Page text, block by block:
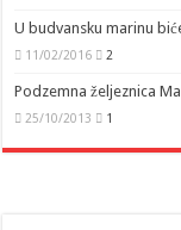
U budvansku marinu
11/02/2016 2
Podzemna željeznica
25/10/2013 1